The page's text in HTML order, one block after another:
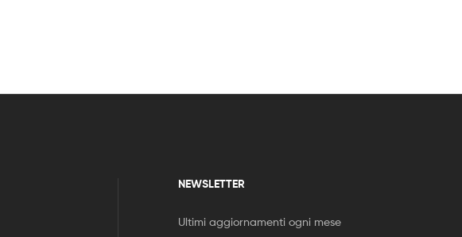
NEWSLETTER
Ultimi aggiornamenti ogni mese